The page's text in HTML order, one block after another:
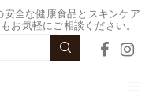
全な健康食品とスキンケア
お気軽にご相談ください。